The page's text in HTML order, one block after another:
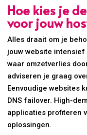
Hoe kies je
voor jouw
Alles draait om je
jouw website
waar omzetverlies
adviseren je graag
Eenvoudige websites
DNS failover. High-
applicaties profiteren
oplossingen.